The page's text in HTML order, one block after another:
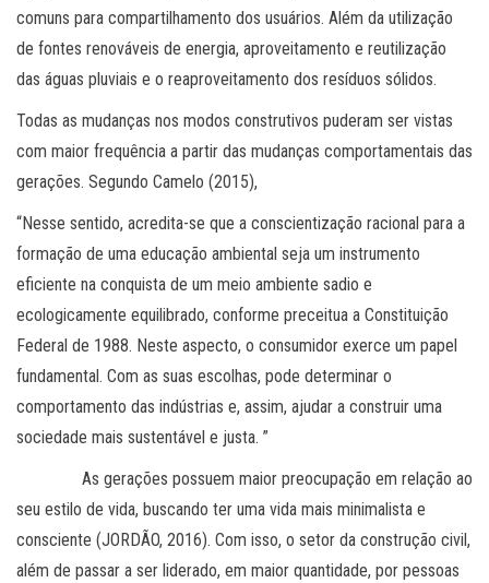
comuns para compartilhamento dos usuários. Além da utilização
de fontes renováveis de energia, aproveitamento e reutilização
das águas pluviais e o reaproveitamento dos resíduos sólidos.
Todas as mudanças nos modos construtivos puderam ser vistas
com maior frequência a partir das mudanças comportamentais das
gerações. Segundo Camelo (2015),
“Nesse sentido, acredita-se que a conscientização racional para a
formação de uma educação ambiental seja um instrumento
eficiente na conquista de um meio ambiente sadio e
ecologicamente equilibrado, conforme preceitua a Constituição
Federal de 1988. Neste aspecto, o consumidor exerce um papel
fundamental. Com as suas escolhas, pode determinar o
comportamento das indústrias e, assim, ajudar a construir uma
sociedade mais sustentável e justa. ”
As gerações possuem maior preocupação em relação ao
seu estilo de vida, buscando ter uma vida mais minimalista e
consciente (JORDÃO, 2016). Com isso, o setor da construção civil,
além de passar a ser liderado, em maior quantidade, por pessoas